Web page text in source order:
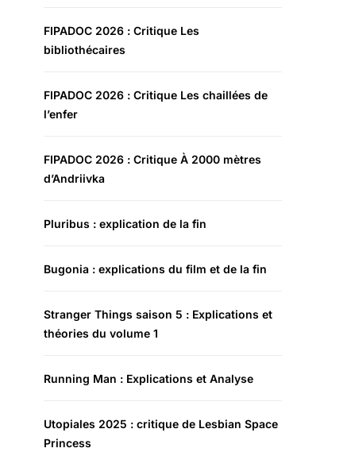
FIPADOC 2026 : Critique Les
bibliothécaires
FIPADOC 2026 : Critique Les chaillées de
l’enfer
FIPADOC 2026 : Critique À 2000 mètres
d’Andriivka
Pluribus : explication de la fin
Bugonia : explications du film et de la fin
Stranger Things saison 5 : Explications et
théories du volume 1
Running Man : Explications et Analyse
Utopiales 2025 : critique de Lesbian Space
Princess